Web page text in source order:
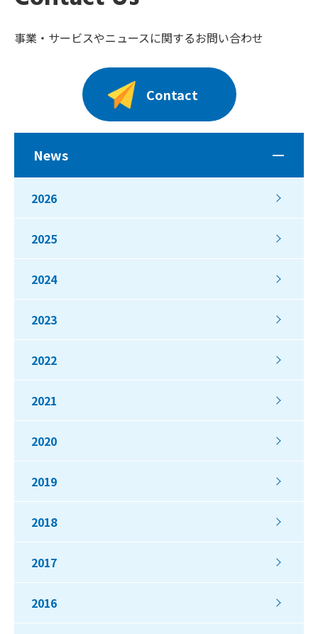
事業・サービスやニュースに関するお問い合わせ
Contact
News
2026
2025
2024
2023
2022
2021
2020
2019
2018
2017
2016